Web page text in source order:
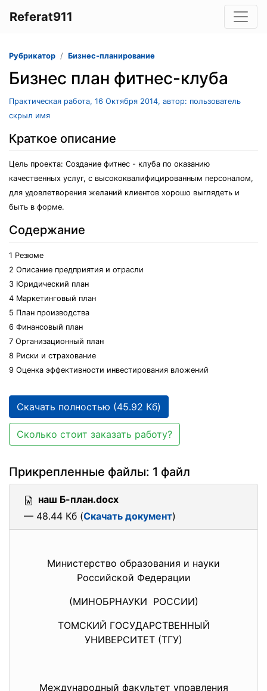
Referat911
Рубрикатор Бизнес-планирование
Бизнес план фитнес-клуба
Практическая работа, 16 Октября 2014, автор: пользователь
скрыл имя
Краткое описание
Цель проекта: Создание фитнес - клуба по оказанию
качественных услуг, с высококвалифицированным персоналом,
для удовлетворения желаний клиентов хорошо выглядеть и
быть в форме.
Содержание
1 Резюме
2 Описание предприятия и отрасли
3 Юридический план
4 Маркетинговый план
5 План производства
6 Финансовый план
7 Организационный план
8 Риски и страхование
9 Оценка эффективности инвестирования вложений
Скачать полностью (45.92 Кб)
Сколько стоит заказать работу?
Прикрепленные файлы: 1 файл
наш Б-план.docx
— 48.44 Кб (Скачать документ)
Министерство образования и науки
Российской Федерации
(МИНОБРНАУКИ РОССИИ)
ТОМСКИЙ ГОСУДАРСТВЕННЫЙ
УНИВЕРСИТЕТ (ТГУ)
Международный факультет управления